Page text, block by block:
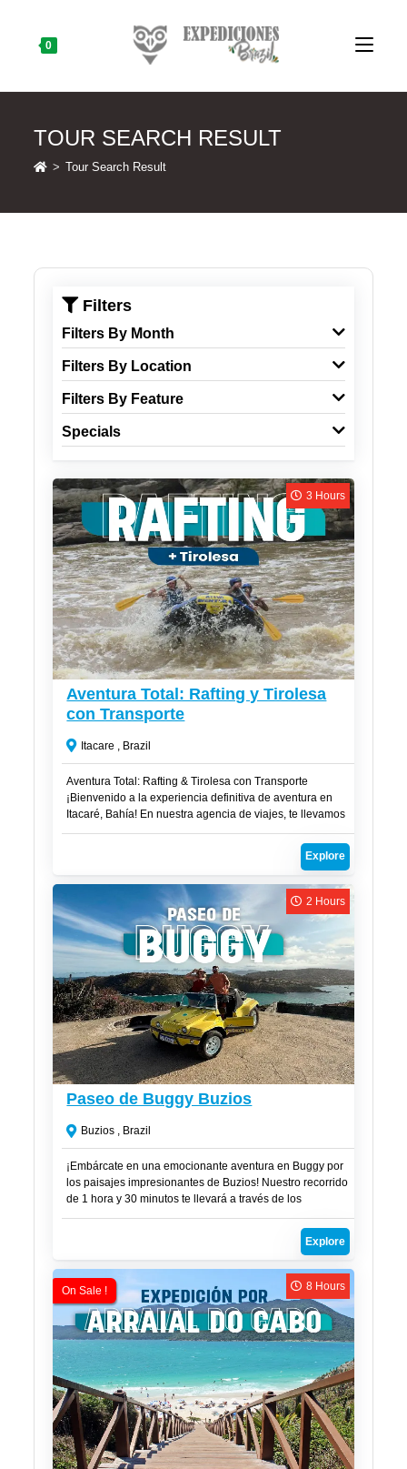
content 0
TOUR SEARCH RESULT
> Tour Search Result
Filters
Filters By Month
Filters By Location
Filters By Feature
Specials
R$300
3 Hours
Aventura Total: Rafting y Tirolesa
con Transporte
Itacare , Brazil
Aventura Total: Rafting & Tirolesa con Transporte
¡Bienvenido a la experiencia definitiva de aventura en
Itacaré, Bahía! En nuestra agencia de viajes, te llevamos
comodidad de transporte incluido. Nosotros nos
encargamos de buscar a nuestros clientes directamente
en la posada, eliminando cualquier preocupación
logística y asegurando que aproveches al máximo cada
momento.
Explore
R$220
2 Hours
Paseo de Buggy Buzios
Buzios , Brazil
¡Embárcate en una emocionante aventura en Buggy por
los paisajes impresionantes de Buzios! Nuestro recorrido
de 1 hora y 30 minutos te llevará a través de los
miradores más impresionantes y las playas más
Explore
On Sale !
R$320
8 Hours